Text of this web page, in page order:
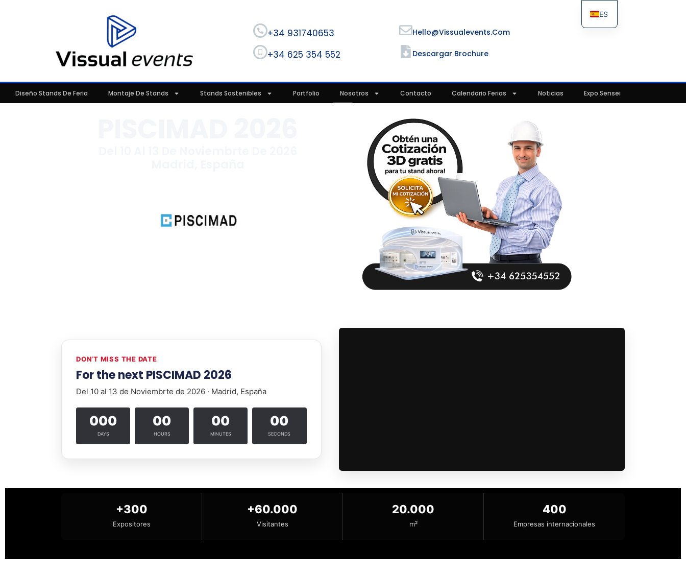
+34 931740653 Hello@vissualevents.com
+34 625 354 552 Descargar Brochure
Diseño Stands De Feria Montaje De Stands Stands Sostenibles Portfolio Nosotros Contacto Calendario Ferias Noticias Expo Sensei
DON’T MISS THE DATE
For the next PISCIMAD 2026
Del 10 al 13 de Noviembrte de 2026 · Madrid, España
000
DAYS
00
HOURS
00
MINUTES
00
SECONDS
+300
Expositores
+60.000
Visitantes
20.000
m²
400
Empresas internacionales
ES
FR